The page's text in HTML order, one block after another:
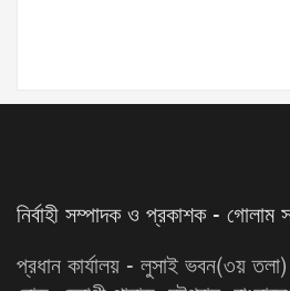
নির্বাহী সম্পাদক ও প্রকাশক - গোলাম
প্রধান কার্যালয় - লুসাই ভবন(৩য়